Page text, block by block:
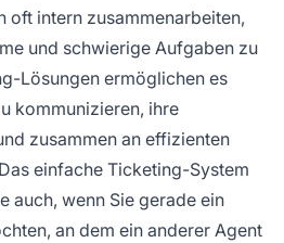
oft intern zusammenarbeiten,
und schwierige Aufgaben zu
Lösungen ermöglichen es
kommunizieren, ihre
zusammen an effizienten
einfache Ticketing-System
auch, wenn Sie gerade ein
an dem ein anderer Agent